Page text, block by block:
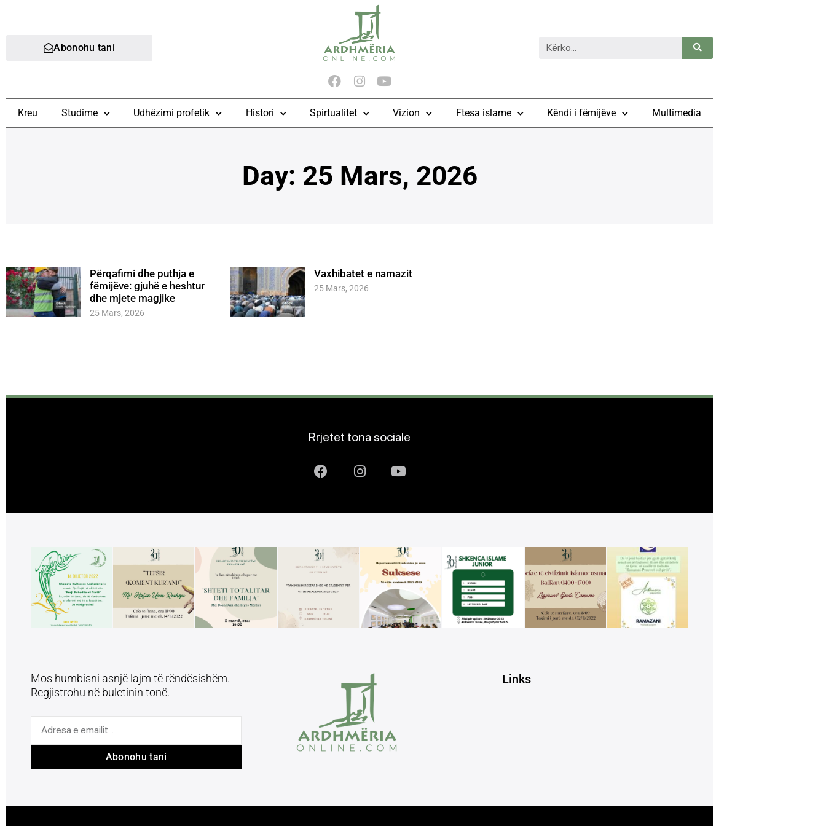
Abonohu tani
Kreu Studime Udhëzimi profetik Histori Spirtualitet Vizion Ftesa islame Këndi i fëmijëve Multimedia
Day: 25 Mars, 2026
Përqafimi dhe puthja e
fëmijëve: gjuhë e heshtur
dhe mjete magjike
25 Mars, 2026
Vaxhibatet e namazit
25 Mars, 2026
Rrjetet tona sociale
Mos humbisni asnjë lajm të rëndësishëm.
Regjistrohu në buletinin tonë.
Abonohu tani
Links